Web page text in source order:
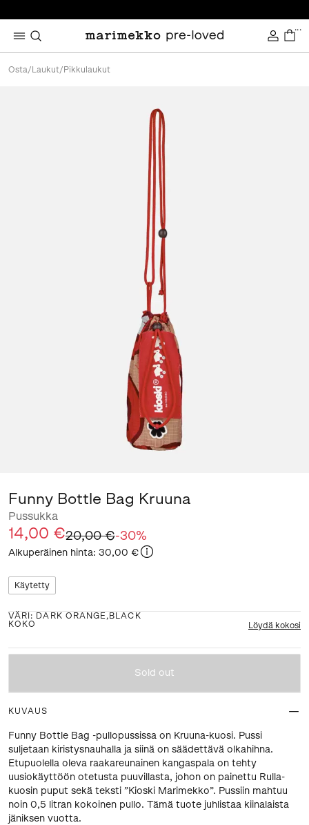
...
Osta/ Laukut/ Pikkulaukut
Funny Bottle Bag Kruuna
Pussukka
14,00 €20,00 €-30%
Alkuperäinen hinta: 30,00 €
Käytetty
VÄRI : DARK ORANGE,BLACK
KOKO
Löydä kokosi
Sold out
KUVAUS
Funny Bottle Bag -pullopussissa on Kruuna-kuosi. Pussi
suljetaan kiristysnauhalla ja siinä on säädettävä olkahihna.
Etupuolella oleva raakareunainen kangaspala on tehty
uusiokäyttöön otetusta puuvillasta, johon on painettu Rulla-
kuosin puput sekä teksti ”Kioski Marimekko”. Pussiin mahtuu
noin 0,5 litran kokoinen pullo. Tämä tuote juhlistaa kiinalaista
jäniksen vuotta.